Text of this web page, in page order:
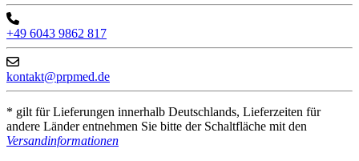
+49 6043 9862 817
kontakt@prpmed.de
* gilt für Lieferungen innerhalb Deutschlands, Lieferzeiten für
andere Länder entnehmen Sie bitte der Schaltfläche mit den
Versandinformationen